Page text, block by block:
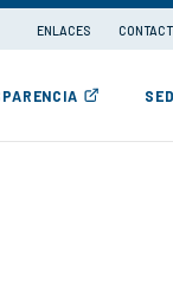
ENLACES